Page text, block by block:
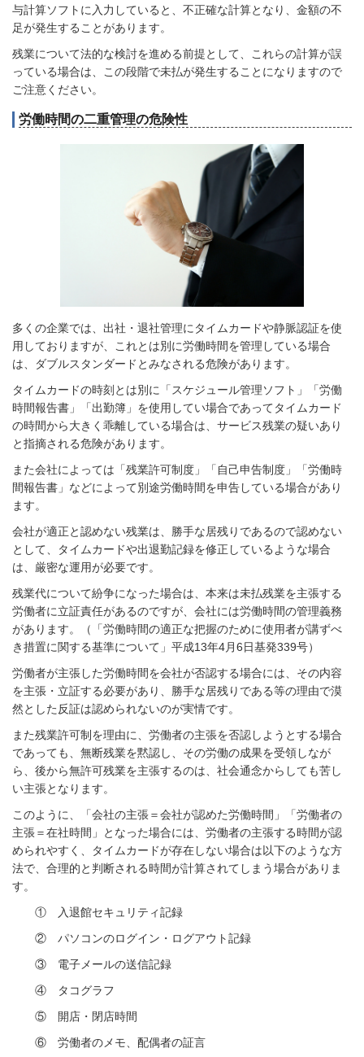
与計算ソフトに入力していると、不正確な計算となり、金額の不
足が発生することがあります。
残業について法的な検討を進める前提として、これらの計算が誤
っている場合は、この段階で未払が発生することになりますので
ご注意ください。
労働時間の二重管理の危険性
多くの企業では、出社・退社管理にタイムカードや静脈認証を使
用しておりますが、これとは別に労働時間を管理している場合
は、ダブルスタンダードとみなされる危険があります。
タイムカードの時刻とは別に「スケジュール管理ソフト」「労働
時間報告書」「出勤簿」を使用してい場合であってタイムカード
の時間から大きく乖離している場合は、サービス残業の疑いあり
と指摘される危険があります。
また会社によっては「残業許可制度」「自己申告制度」「労働時
間報告書」などによって別途労働時間を申告している場合があり
ます。
会社が適正と認めない残業は、勝手な居残りであるので認めない
として、タイムカードや出退勤記録を修正しているような場合
は、厳密な運用が必要です。
残業代について紛争になった場合は、本来は未払残業を主張する
労働者に立証責任があるのですが、会社には労働時間の管理義務
があります。（「労働時間の適正な把握のために使用者が講ずべ
き措置に関する基準について」平成13年4月6日基発339号）
労働者が主張した労働時間を会社が否認する場合には、その内容
を主張・立証する必要があり、勝手な居残りである等の理由で漠
然とした反証は認められないのが実情です。
また残業許可制を理由に、労働者の主張を否認しようとする場合
であっても、無断残業を黙認し、その労働の成果を受領しなが
ら、後から無許可残業を主張するのは、社会通念からしても苦し
い主張となります。
このように、「会社の主張＝会社が認めた労働時間」「労働者の
主張＝在社時間」となった場合には、労働者の主張する時間が認
められやすく、タイムカードが存在しない場合は以下のような方
法で、合理的と判断される時間が計算されてしまう場合がありま
す。
① 入退館セキュリティ記録
② パソコンのログイン・ログアウト記録
③ 電子メールの送信記録
④ タコグラフ
⑤ 開店・閉店時間
⑥ 労働者のメモ、配偶者の証言